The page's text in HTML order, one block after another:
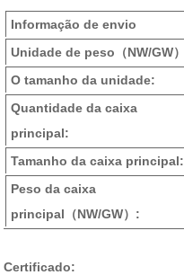
Informação de envio
Unidade de peso （NW/GW）
O tamanho da unidade:
Quantidade da caixa
principal:
Tamanho da caixa principal:
Peso da caixa
principal （NW/GW） :
Certificado: